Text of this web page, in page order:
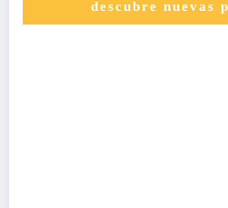
descubre nuevas